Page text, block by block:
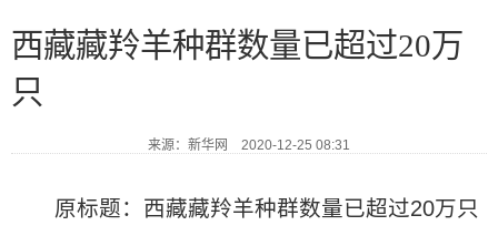
西藏藏羚羊种群数量已超过20万
只
来源：新华网 2020-12-25 08:31
原标题：西藏藏羚羊种群数量已超过20万只